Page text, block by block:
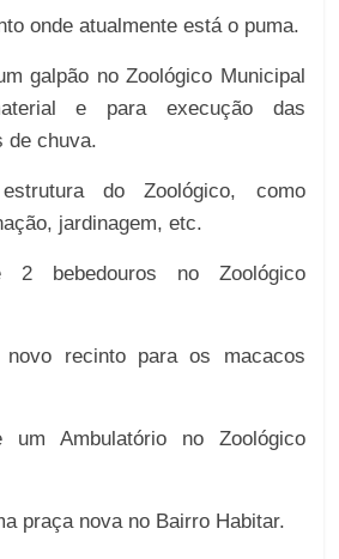
onde atualmente está o puma.
galpão no Zoológico Municipal
e para execução das
de chuva.
do Zoológico, como
jardinagem, etc.
2 bebedouros no Zoológico
recinto para os macacos
um Ambulatório no Zoológico
praça nova no Bairro Habitar.